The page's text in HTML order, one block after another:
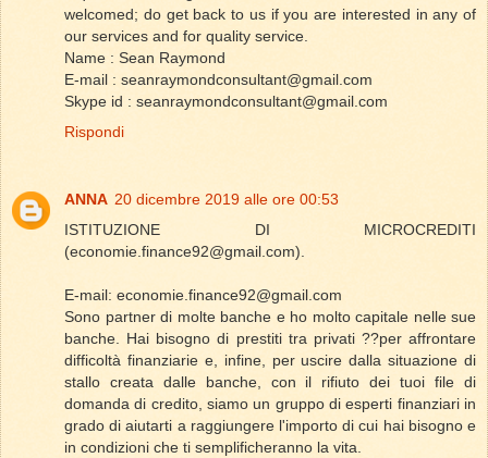
welcomed; do get back to us if you are interested in any of
our services and for quality service.
Name : Sean Raymond
E-mail : seanraymondconsultant@gmail.com
Skype id : seanraymondconsultant@gmail.com
Rispondi
ANNA 20 dicembre 2019 alle ore 00:53
ISTITUZIONE DI MICROCREDITI
(economie.finance92@gmail.com).
E-mail: economie.finance92@gmail.com
Sono partner di molte banche e ho molto capitale nelle sue
banche. Hai bisogno di prestiti tra privati ??per affrontare
difficoltà finanziarie e, infine, per uscire dalla situazione di
stallo creata dalle banche, con il rifiuto dei tuoi file di
domanda di credito, siamo un gruppo di esperti finanziari in
grado di aiutarti a raggiungere l'importo di cui hai bisogno e
in condizioni che ti semplificheranno la vita.